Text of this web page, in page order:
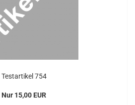
Te­st­ar­ti­kel 754
Nur 15,00 EUR